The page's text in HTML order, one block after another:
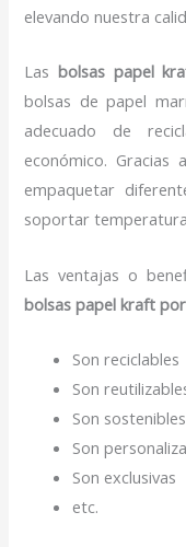
elevando nuestra
Lasbolsas papel
bolsas de papel
adecuado de
económico. Gracias
empaquetar
soportar
Las ventajas o
bolsas papel kraft
Son reciclables
Son
Son sostenibles
Son
Son exclusivas
etc.